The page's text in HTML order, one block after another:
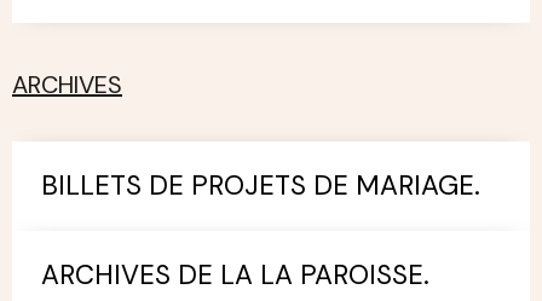
ARCHIVES
BILLETS DE PROJETS DE MARIAGE.
ARCHIVES DE LA LA PAROISSE.